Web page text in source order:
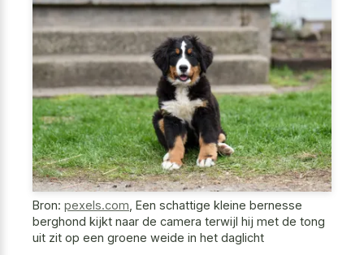
Bron: pexels.com Een schattige kleine bernesse
berghond kijkt naar de camera terwijl hij met de tong
uit zit op een groene weide in het daglicht